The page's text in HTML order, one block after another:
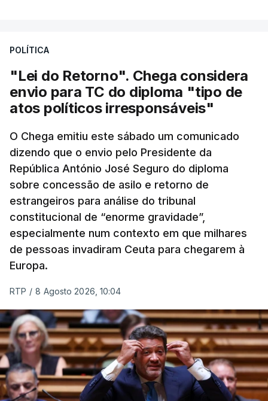
POLÍTICA
"Lei do Retorno". Chega considera
envio para TC do diploma "tipo de
atos políticos irresponsáveis"
O Chega emitiu este sábado um comunicado
dizendo que o envio pelo Presidente da
República António José Seguro do diploma
sobre concessão de asilo e retorno de
estrangeiros para análise do tribunal
constitucional de “enorme gravidade”,
especialmente num contexto em que milhares
de pessoas invadiram Ceuta para chegarem à
Europa.
RTP / 8 Agosto 2026, 10:04